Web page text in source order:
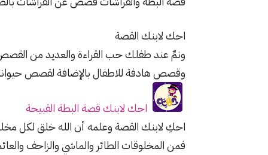
احك لابنك القصة
ونمِّ عند طفلك حب القراءة والعديد من
وقصص هادفة للاطفال بالإضافة لقصص
احك لابنك قصة البطة القبيحة
احكِ لابنك القصة وعلمه أن الله خلق لكل
فمن المخلوقات الطائر والماشي والزاحف